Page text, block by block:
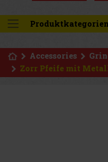
Produktkategorien
Accessories
Zorr Pfeife mit